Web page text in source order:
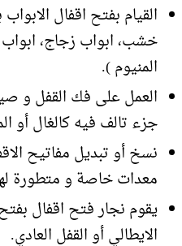
القيام بفتح اقفال
خشب، ابواب زجاج،
المنيوم ).
العمل على فك القفل و
جزء تالف فيه كالغال أو
نسخ أو تبديل مفاتيح
معدات خاصة و متطورة
يقوم نجار فتح اقفال
الايطالي أو القفل العادي.